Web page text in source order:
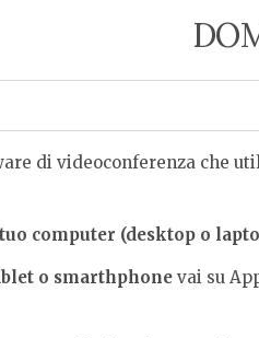
di videoconferenza che
computer (desktop o
o smarthphone vai su